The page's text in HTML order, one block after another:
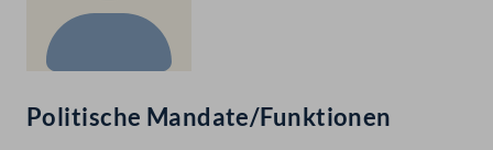
Politische Mandate/Funktionen